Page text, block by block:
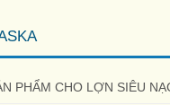
PHẨM CHO LỢN SIÊU